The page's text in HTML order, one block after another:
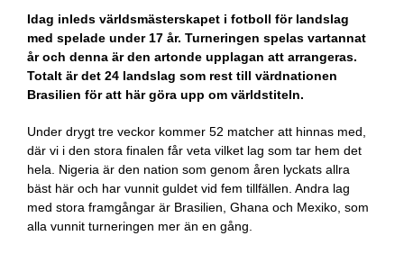
Idag inleds världsmästerskapet i fotboll för landslag
med spelade under 17 år. Turneringen spelas vartannat
år och denna är den artonde upplagan att arrangeras.
Totalt är det 24 landslag som rest till värdnationen
Brasilien för att här göra upp om världstiteln.
Under drygt tre veckor kommer 52 matcher att hinnas med,
där vi i den stora finalen får veta vilket lag som tar hem det
hela. Nigeria är den nation som genom åren lyckats allra
bäst här och har vunnit guldet vid fem tillfällen. Andra lag
med stora framgångar är Brasilien, Ghana och Mexiko, som
alla vunnit turneringen mer än en gång.